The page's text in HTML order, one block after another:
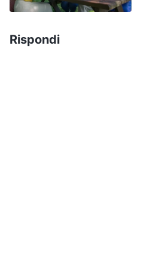
“Nella loro vita quotidiana, le
molte cose inutili, false,
ignoranza e fungono da
Rispondi